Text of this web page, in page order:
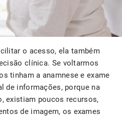
o acesso, ela também
clínica. Se voltarmos
tinham a anamnese e exame
de informações, porque na
existiam poucos recursos,
de imagem, os exames